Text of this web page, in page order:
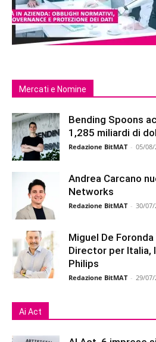
Mercati e Nomine
Bending Spoons
1,285 miliardi di
Redazione BitMAT - 05/08/
Andrea Carcano
Networks
Redazione BitMAT - 30/07/
Miguel De
Director per Italia,
Philips
Redazione BitMAT - 29/07/
Ai Act